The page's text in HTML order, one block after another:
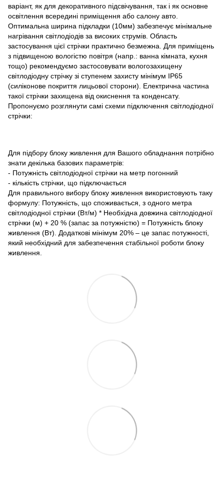
варіант, як для декоративного підсвічування, так і як основне
освітлення всередині приміщення або салону авто.
Оптимальна ширина підкладки (10мм) забезпечує мінімальне
нагрівання світлодіодів за високих струмів. Область
застосування цієї стрічки практично безмежна. Для приміщень
з підвищеною вологістю повітря (напр.: ванна кімната, кухня
тощо) рекомендуємо застосовувати вологозахищену
світлодіодну стрічку зі ступенем захисту мінімум IP65
(силіконове покриття лицьової сторони). Електрична частина
такої стрічки захищена від окиснення та конденсату.
Пропонуємо розглянути самі схеми підключення світлодіодної
стрічки:
Для підбору блоку живлення для Вашого обладнання потрібно
знати декілька базових параметрів:
- Потужність світлодіодної стрічки на метр погонний
- кількість стрічки, що підключається
Для правильного вибору блоку живлення використовують таку
формулу: Потужність, що споживається, з одного метра
світлодіодної стрічки (Вт/м) * Необхідна довжина світлодіодної
стрічки (м) + 20 % (запас за потужністю) = Потужність блоку
живлення (Вт). Додаткові мінімум 20% – це запас потужності,
який необхідний для забезпечення стабільної роботи блоку
живлення.